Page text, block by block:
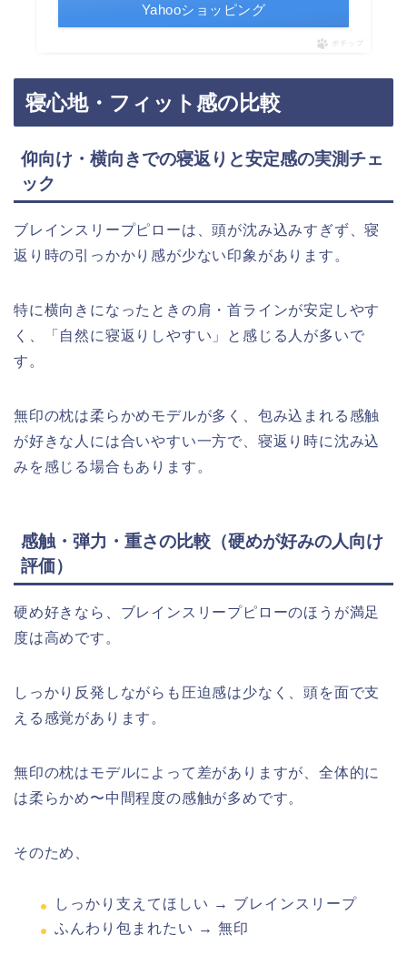
Yahooショッピング
ポチップ
寝心地・フィット感の比較
仰向け・横向きでの寝返りと安定感の実測チェ
ック
ブレインスリープピローは、頭が沈み込みすぎず、寝
返り時の引っかかり感が少ない印象があります。
特に横向きになったときの肩・首ラインが安定しやす
く、「自然に寝返りしやすい」と感じる人が多いで
す。
無印の枕は柔らかめモデルが多く、包み込まれる感触
が好きな人には合いやすい一方で、寝返り時に沈み込
みを感じる場合もあります。
感触・弾力・重さの比較（硬めが好みの人向け
評価）
硬め好きなら、ブレインスリープピローのほうが満足
度は高めです。
しっかり反発しながらも圧迫感は少なく、頭を面で支
える感覚があります。
無印の枕はモデルによって差がありますが、全体的に
は柔らかめ〜中間程度の感触が多めです。
そのため、
しっかり支えてほしい → ブレインスリープ
ふんわり包まれたい → 無印